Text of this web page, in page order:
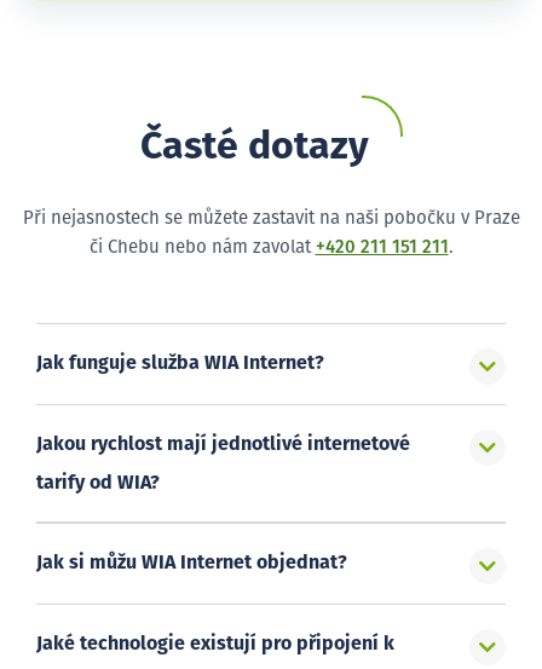
Časté dotazy
Při nejasnostech se můžete zastavit na naši pobočku v Praze
či Chebu nebo nám zavolat +420 211 151 211 .
Jak funguje služba WIA Internet?
Jakou rychlost mají jednotlivé internetové
tarify od WIA?
Jak si můžu WIA Internet objednat?
Jaké technologie existují pro připojení k